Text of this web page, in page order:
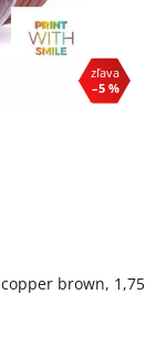
–5 %
brown, 1,75